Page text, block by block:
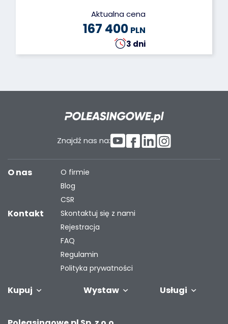
Aktualna cena
167 400 PLN
3 dni
Znajdź nas na:
Kupuj Wystaw Usługi
O nas
O firmie
Blog
CSR
Kontakt
Skontaktuj się z nami
Rejestracja
FAQ
Regulamin
Polityka prywatności